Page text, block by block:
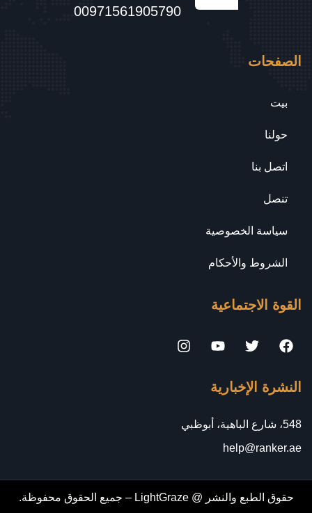
00971561905790
الصفحات
بيت
حولنا
اتصل بنا
تنصل
سياسة الخصوصية
الشروط والأحكام
القوة الاجتماعية
النشرة الإخبارية
548، شارع الباهية، أبوظبي
help@ranker.ae
حقوق الطبع والنشر @ LightGraze – جميع الحقوق محفوظة.